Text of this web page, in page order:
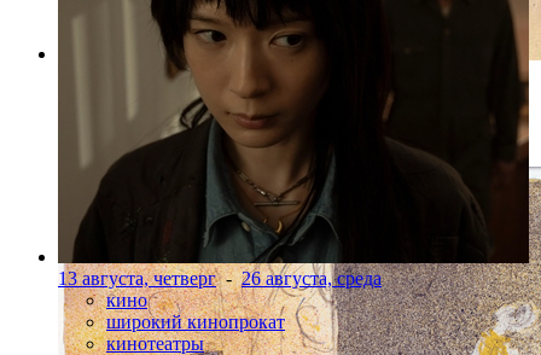
Фото: предоставлено организаторами
В «Мулен Руж». Ла Гулю и её сестра
13 августа, четверг-26 августа, среда
кино
широкий кинопрокат
кинотеатры